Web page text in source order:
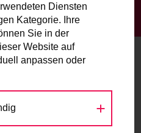
Hier finden Sie die
Schreiben Sie
FÜR JEDE
Lebenssituation.
Diensten
Kategorie. Ihre
Sie in der
Website auf
anpassen oder